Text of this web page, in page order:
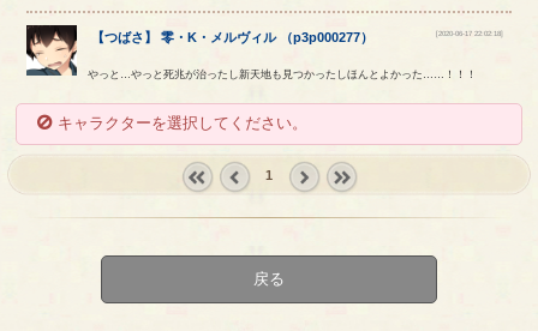
【つばさ 】零 ・K ・ メルヴィル（p3p000277） [2020-06-17 22:02:18]
やっと…やっと死兆が治ったし新天地も見つかったしほんとよかった……！！！
キャラクターを選択してください。
1
戻る